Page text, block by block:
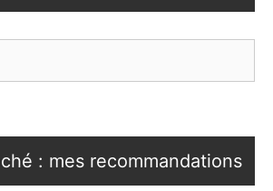
: mes recommandations